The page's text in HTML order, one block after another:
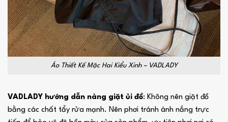
Áo Thiết Kế Mặc Hai Kiểu Xinh – VADLADY
VADLADY hướng dẫn nàng giặt ủi đồ: Không nên giặt đồ
bằng các chất tẩy rửa mạnh. Nên phơi tránh ánh nắng trực